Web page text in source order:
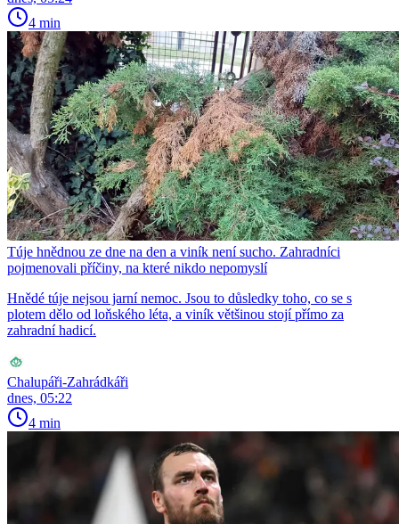
4 min
Túje hnědnou ze dne na den a viník není sucho. Zahradníci
pojmenovali příčiny, na které nikdo nepomyslí
Hnědé túje nejsou jarní nemoc. Jsou to důsledky toho, co se s
plotem dělo od loňského léta, a viník většinou stojí přímo za
zahradní hadicí.
Chalupáři-Zahrádkáři
dnes, 05:22
4 min